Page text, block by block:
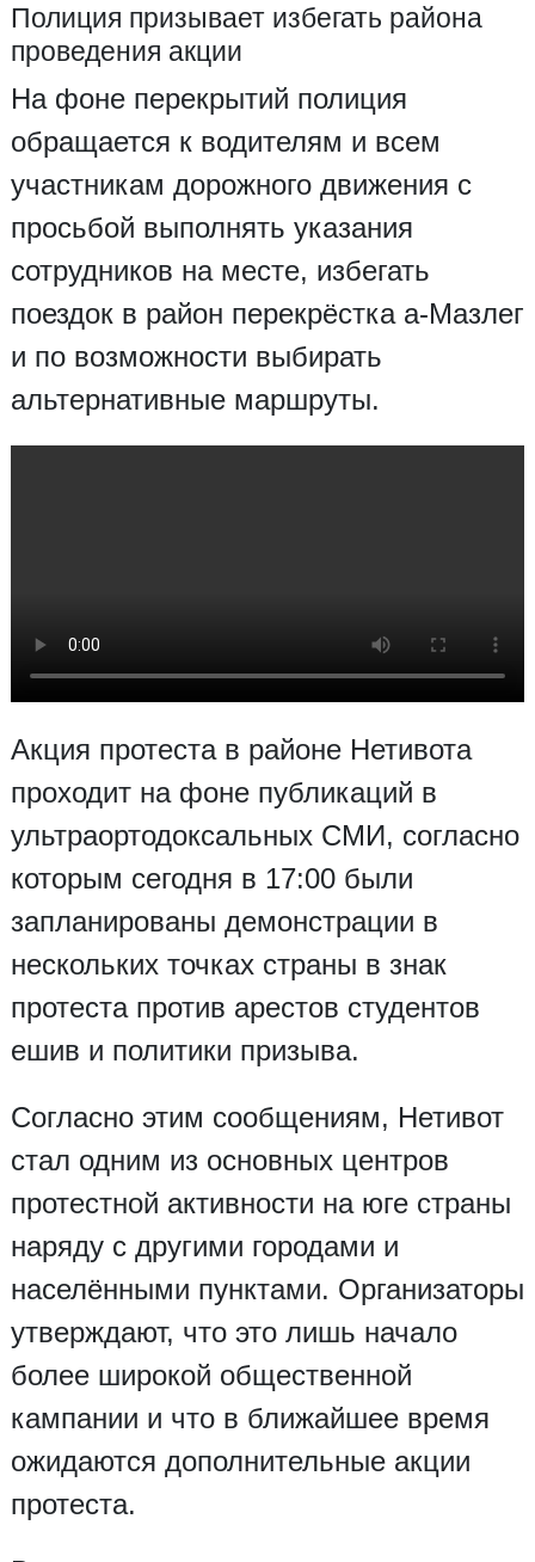
Полиция призывает избегать района
проведения акции
На фоне перекрытий полиция
обращается к водителям и всем
участникам дорожного движения с
просьбой выполнять указания
сотрудников на месте, избегать
поездок в район перекрёстка а-Мазлег
и по возможности выбирать
альтернативные маршруты.
Акция протеста в районе Нетивота
проходит на фоне публикаций в
ультраортодоксальных СМИ, согласно
которым сегодня в 17:00 были
запланированы демонстрации в
нескольких точках страны в знак
протеста против арестов студентов
ешив и политики призыва.
Согласно этим сообщениям, Нетивот
стал одним из основных центров
протестной активности на юге страны
наряду с другими городами и
населёнными пунктами. Организаторы
утверждают, что это лишь начало
более широкой общественной
кампании и что в ближайшее время
ожидаются дополнительные акции
протеста.